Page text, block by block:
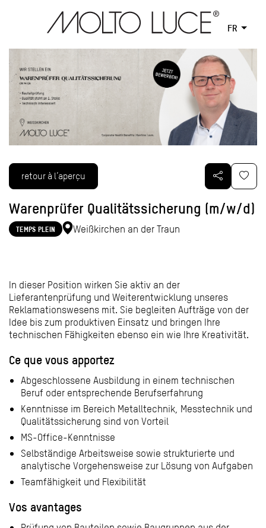
FR
retour à l’aperçu
Warenprüfer Qualitätssicherung (m/w/d)
TEMPS PLEIN Weißkirchen an der Traun
In dieser Position wirken Sie aktiv an der
Lieferantenprüfung und Weiterentwicklung unseres
Reklamationswesens mit. Sie begleiten Aufträge von der
Idee bis zum produktiven Einsatz und bringen Ihre
technischen Fähigkeiten ebenso ein wie Ihre Kreativität.
Ce que vous apportez
Abgeschlossene Ausbildung in einem technischen
Beruf oder entsprechende Berufserfahrung
Kenntnisse im Bereich Metalltechnik, Messtechnik und
Qualitätssicherung sind von Vorteil
MS-Office-Kenntnisse
Selbständige Arbeitsweise sowie strukturierte und
analytische Vorgehensweise zur Lösung von Aufgaben
Teamfähigkeit und Flexibilität
Vos avantages